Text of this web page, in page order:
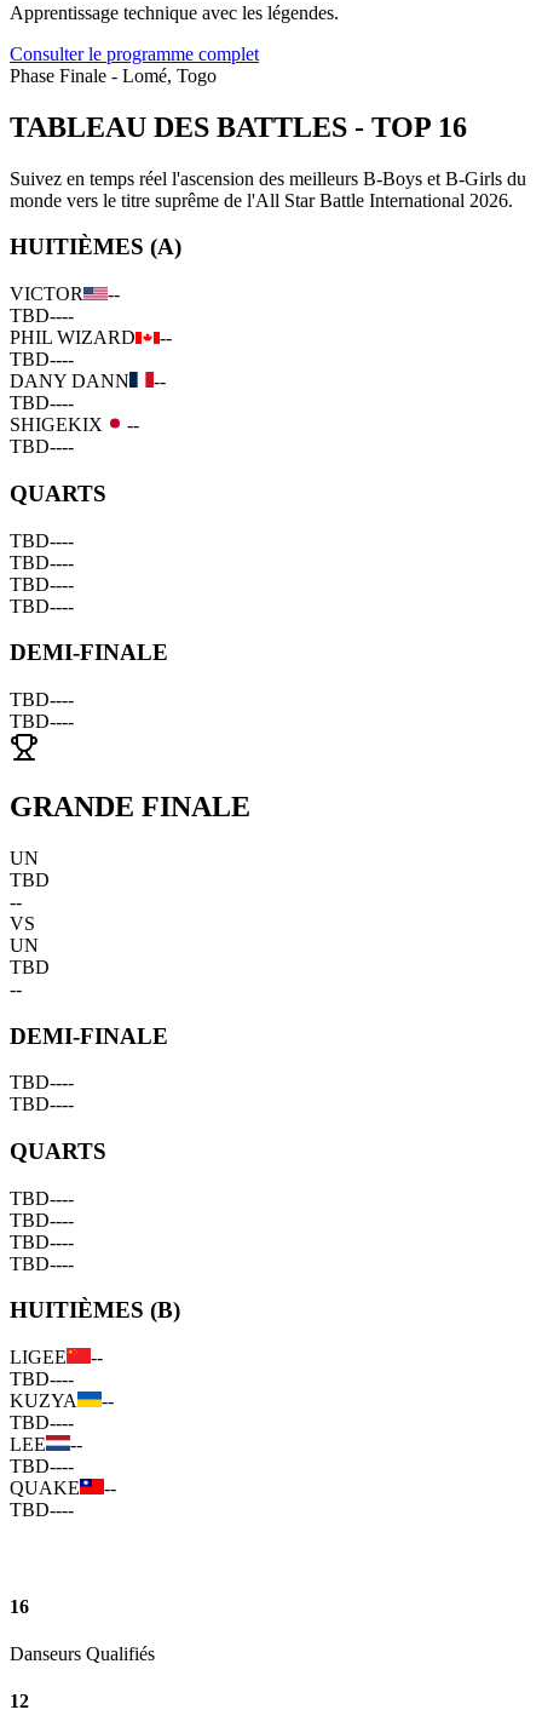
Apprentissage technique avec les légendes.
Consulter le programme complet
Phase Finale - Lomé, Togo
TABLEAU DES BATTLES - TOP 16
Suivez en temps réel l'ascension des meilleurs B-Boys et B-Girls du
monde vers le titre suprême de l'All Star Battle International 2026.
HUITIÈMES (A)
VICTOR
--
TBD----
PHIL WIZARD
--
TBD----
DANY DANN
--
TBD----
SHIGEKIX
--
TBD----
QUARTS
TBD----
TBD----
TBD----
TBD----
DEMI-FINALE
TBD----
TBD----
GRANDE FINALE
UN
TBD
--
VS
UN
TBD
--
DEMI-FINALE
TBD----
TBD----
QUARTS
TBD----
TBD----
TBD----
TBD----
HUITIÈMES (B)
LIGEE
--
TBD----
KUZYA
--
TBD----
LEE
--
TBD----
QUAKE
--
TBD----
16
Danseurs Qualifiés
12